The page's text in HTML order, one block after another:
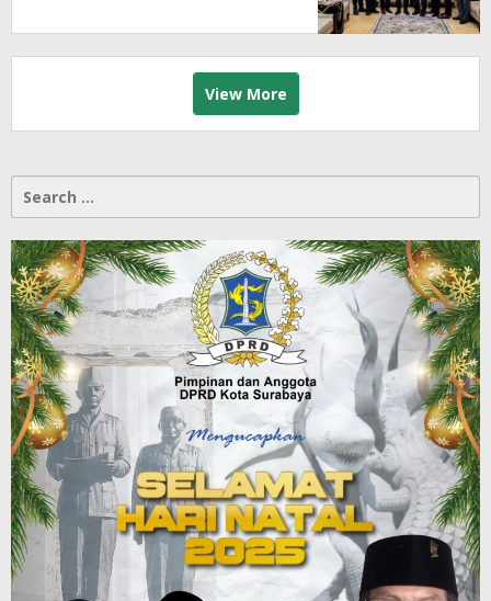
View More
Search